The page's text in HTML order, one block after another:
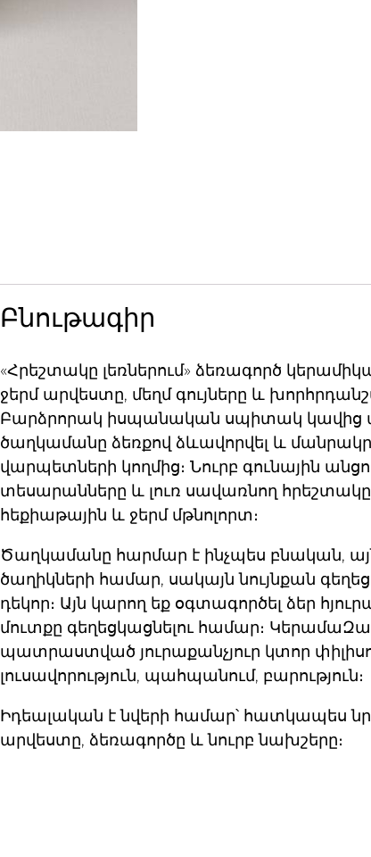
Բնութագիր
«Հրեշտակը լեռներում» ձեռագործ
ջերմ արվեստը, մեղմ գույները և
Բարձրորակ իսպանական սպիտակ
ծաղկամանը ձեռքով ձևավորվել և
վարպետների կողմից։ Նուրբ գունային
տեսարանները և լուռ սավառնող
հեքիաթային և ջերմ մթնոլորտ։
Ծաղկամանը հարմար է ինչպես բնական,
ծաղիկների համար, սակայն նույնքան
դեկոր։ Այն կարող եք օգտագործել ձեր
մուտքը գեղեցկացնելու համար։
պատրաստված յուրաքանչյուր կտոր
լուսավորություն, պահպանում, բարություն։
Իդեալական է նվերի համար՝ հատկապես
արվեստը, ձեռագործը և նուրբ նախշերը։